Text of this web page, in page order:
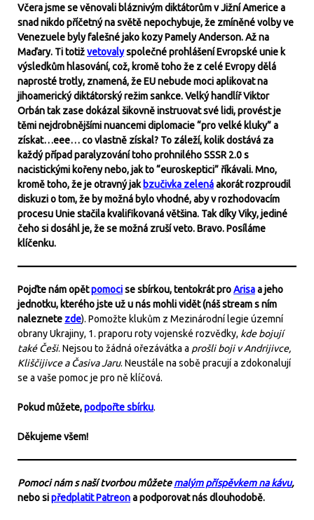
Včera jsme se věnovali bláznivým diktátorům v Jižní Americe a
snad nikdo příčetný na světě nepochybuje, že zmíněné volby ve
Venezuele byly falešné jako kozy Pamely Anderson. Až na
Maďary. Ti totižvetovalyspolečné prohlášení Evropské unie k
výsledkům hlasování, což, kromě toho že z celé Evropy dělá
naprosté trotly, znamená, že EU nebude moci aplikovat na
jihoamerický diktátorský režim sankce. Velký handlíř Viktor
Orbán tak zase dokázal šikovně instruovat své lidi, provést je
těmi nejdrobnějšími nuancemi diplomacie “pro velké kluky” a
získat…eee… co vlastně získal? To záleží, kolik dostává za
každý případ paralyzování toho prohnilého SSSR 2.0 s
nacistickými kořeny nebo, jak to “euroskeptici” říkávali. Mno,
kromě toho, že je otravný jak bzučivka zelenáakorát rozproudil
diskuzi o tom, že by možná bylo vhodné, aby v rozhodovacím
procesu Unie stačila kvalifikovaná většina. Tak díky Viky, jediné
čeho si dosáhl je, že se možná zruší veto. Bravo. Posíláme
klíčenku.
Pojďte nám opětpomocise sbírkou, tentokrát proArisaa jeho
jednotku, kterého jste už u nás mohli vidět (náš stream s ním
naleznete zde). Pomožte klukům z Mezinárodní legie územní
obrany Ukrajiny, 1. praporu roty vojenské rozvědky, kde bojují
také Češi. Nejsou to žádná ořezávátka a prošli boji v Andrijivce,
Kliščijivce a Časiva Jaru. Neustále na sobě pracují a zdokonalují
se a vaše pomoc je pro ně klíčová.
Pokud můžete,podpořte sbírku.
Děkujeme všem!
Pomoci nám s naší tvorbou můžetemalým příspěvkem na kávu,
nebo sipředplatit Patreona podporovat nás dlouhodobě.